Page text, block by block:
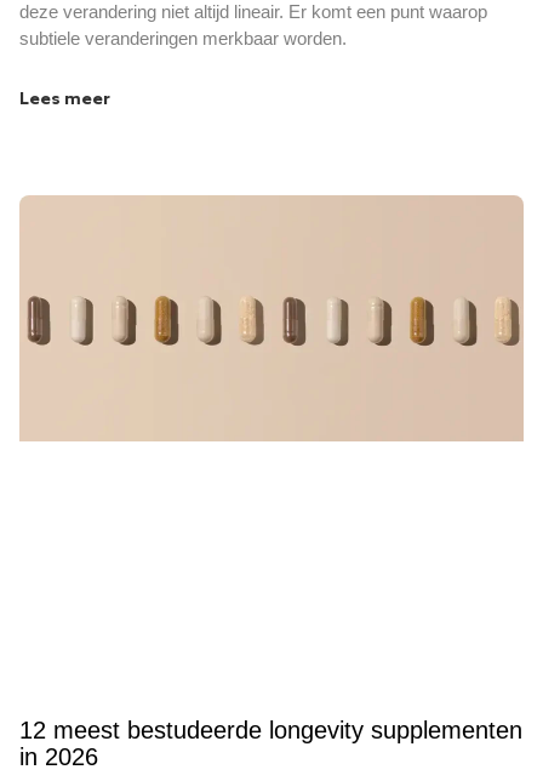
deze verandering niet altijd lineair. Er komt een punt waarop
subtiele veranderingen merkbaar worden.
Lees meer
12 meest bestudeerde longevity supplementen
in 2026